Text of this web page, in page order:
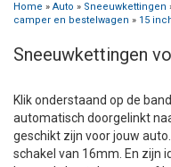
FIETSENDRAGER
TWINNY LOAD
FIETSENDRAGER
INFORMATIE OVER
FORD
OPEL
PEUGEOT
RENAULT
AUTOHOES
DAKHOES POLYESTER
INFORMATIE OVER
WIELDOPPEN
12 INCH
13 INCH
14 INCH
LAADKABEL
LAADKABEL TYPE 2
LAADKABEL TYPE 1
STARTEN & LADEN
ELEKTRISCH LADEN
VEILIG OP WEG
ZOEKHULP NAAR
INFORMATIE OVER
SNEEUWKETTINGEN
PECH ONDERWEG
STARTKABELS EN
VEILIG OP WEG
ACCULADER
ACCESSOIRES
INFORMATIE OVER
ONDERDELEN
REGELGEVING M.B.T.
ADVIES BIJ DEFECTE
ACCULADER
ACCESSOIRES
CARAVAN
ACCULADER
ACCESSOIRES
INFORMATIE OVER
ONDERDELEN
TOPDEALS
AUTO
CAMPER
Home » Auto » Sneeuwkettingen
camper en bestelwagen » 15
Sneeuwkettingen
Klik onderstaand op de
automatisch doorgelinkt
geschikt zijn voor jouw
schakel van 16mm. En zijn